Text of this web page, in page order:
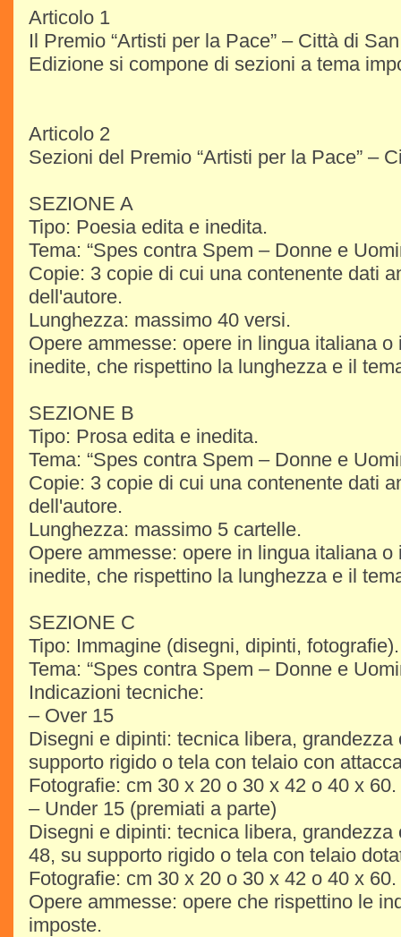
Articolo 1
Il Premio “Artisti per la Pace” – Città di
Edizione si compone di sezioni a tema
Articolo 2
Sezioni del Premio “Artisti per la Pace” –
SEZIONE A
Tipo: Poesia edita e inedita.
Tema: “Spes contra Spem – Donne e
Copie: 3 copie di cui una contenente dati
dell'autore.
Lunghezza: massimo 40 versi.
Opere ammesse: opere in lingua italiana
inedite, che rispettino la lunghezza e il
SEZIONE B
Tipo: Prosa edita e inedita.
Tema: “Spes contra Spem – Donne e
Copie: 3 copie di cui una contenente dati
dell'autore.
Lunghezza: massimo 5 cartelle.
Opere ammesse: opere in lingua italiana
inedite, che rispettino la lunghezza e il
SEZIONE C
Tipo: Immagine (disegni, dipinti, fotografie).
Tema: “Spes contra Spem – Donne e
Indicazioni tecniche:
– Over 15
Disegni e dipinti: tecnica libera, grandezza
supporto rigido o tela con telaio con
Fotografie: cm 30 x 20 o 30 x 42 o 40 x 60.
– Under 15 (premiati a parte)
Disegni e dipinti: tecnica libera, grandezza
48, su supporto rigido o tela con telaio
Fotografie: cm 30 x 20 o 30 x 42 o 40 x 60.
Opere ammesse: opere che rispettino le
imposte.